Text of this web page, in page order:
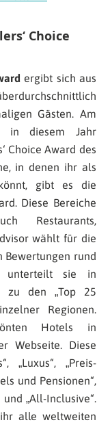
Choice
ergibt sich aus
Gästen. Am
in diesem Jahr
Choice Award des
in denen ihr als
gibt es die
Diese Bereiche
Restaurants,
wählt für die
Bewertungen rund
unterteilt sie in
zu den „Top 25
Regionen.
Hotels in
Webseite. Diese
„Luxus“, „Preis-
und Pensionen“,
und „All-Inclusive“.
alle weltweiten